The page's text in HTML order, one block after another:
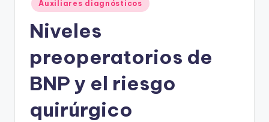
en
Auxiliares diagnósticos
Niveles
preoperatorios de
BNP y el riesgo
quirúrgico